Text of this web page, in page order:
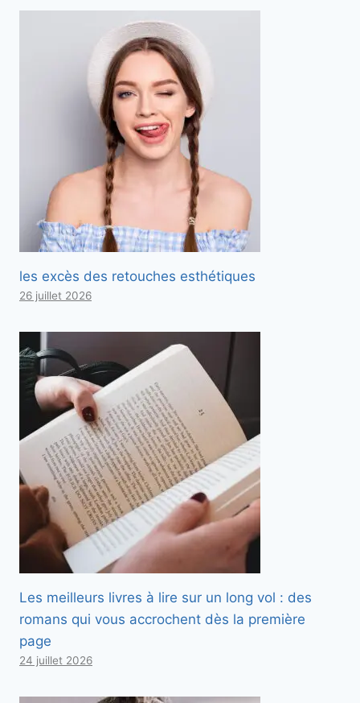
les excès des retouches esthétiques
26 juillet 2026
Les meilleurs livres à lire sur un long vol : des
romans qui vous accrochent dès la première
page
24 juillet 2026